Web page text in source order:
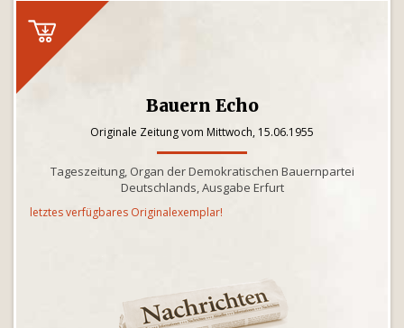
Bauern Echo
Originale Zeitung vom Mittwoch, 15.06.1955
Tageszeitung, Organ der Demokratischen Bauernpartei
Deutschlands, Ausgabe Erfurt
letztes verfügbares Originalexemplar!